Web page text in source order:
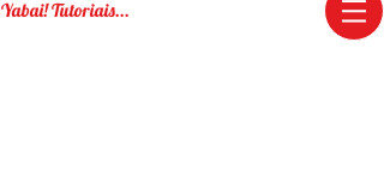
Yabai! Tutoriais...